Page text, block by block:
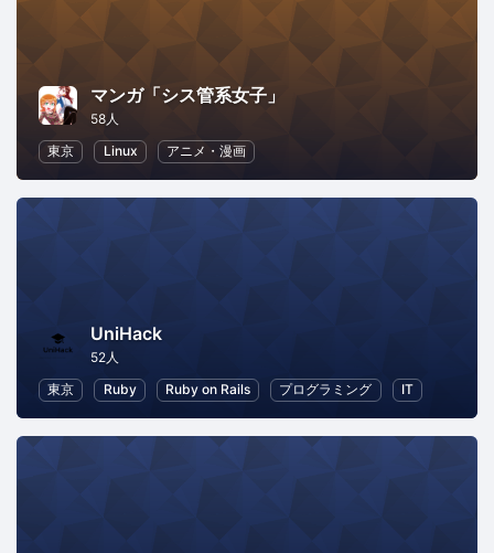
マンガ「シス管系女子」
58人
東京
Linux アニメ・漫画
UniHack
52人
東京
Ruby Ruby on Rails プログラミング IT